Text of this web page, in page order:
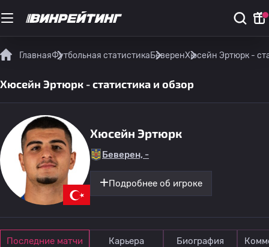
ГлавнаяФутбольная статистикаБеверенХюсейн Эртюрк -
Хюсейн Эртюрк - статистика и обзор
Хюсейн Эртюрк
Беверен, -
Подробнее об игроке
Последние матчи Карьера Биография